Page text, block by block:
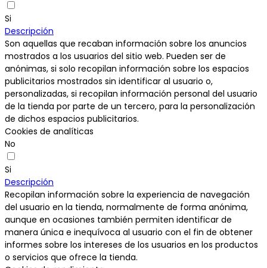
Si
Descripción
Son aquellas que recaban información sobre los anuncios
mostrados a los usuarios del sitio web. Pueden ser de
anónimas, si solo recopilan información sobre los espacios
publicitarios mostrados sin identificar al usuario o,
personalizadas, si recopilan información personal del usuario
de la tienda por parte de un tercero, para la personalización
de dichos espacios publicitarios.
Cookies de analíticas
No
Si
Descripción
Recopilan información sobre la experiencia de navegación
del usuario en la tienda, normalmente de forma anónima,
aunque en ocasiones también permiten identificar de
manera única e inequívoca al usuario con el fin de obtener
informes sobre los intereses de los usuarios en los productos
o servicios que ofrece la tienda.